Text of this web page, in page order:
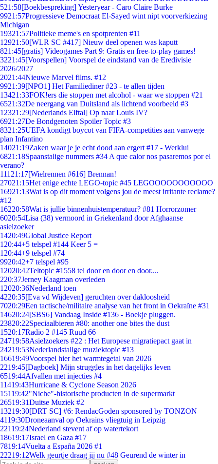
521:58[Boekbespreking] Yesteryear - Caro Claire Burke
9921:57Progressieve Democraat El-Sayed wint nipt voorverkiezing
Michigan
19321:57Politieke meme's en spotprenten #11
12921:50[WLR SC #417] Nieuw deel openen was kaputt
821:45[gratis] Videogames Part 9: Gratis en free-to-play games!
3221:45[Voorspellen] Voorspel de eindstand van de Eredivisie
2026/2027
2021:44Nieuwe Marvel films. #12
9921:39[NPO1] Het Familiediner #23 - te allen tijden
13421:33FOK!ers die stoppen met alcohol - waar we stoppen #21
6521:32De neergang van Duitsland als lichtend voorbeeld #3
12321:29[Nederlands Elftal] Op naar Louis IV?
6921:27De Bondgenoten Spoiler Topic #3
8321:25UEFA kondigt boycot van FIFA-competities aan vanwege
plan Infantino
14021:19Zaken waar je je echt dood aan ergert #17 - Werklui
6821:18Spaanstalige nummers #34 A que calor nos pasaremos por el
verano?
111 21:17[Wielrennen #616] Brennan!
27021:15Het enige echte LEGO-topic #45 LEGOOOOOOOOOOO
16921:13Wat is op dit moment volgens jou de meest irritante reclame?
#12
16220:58Wat is jullie binnenhuistemperatuur? #81 Horrorzomer
6020:54Lisa (38) vermoord in Griekenland door Afghaanse
asielzoeker
1420:49Global Justice Report
1 20:44+5 telspel #144 Keer 5 =
1 20:44+9 telspel #74
9920:42+7 telspel #95
12020:42Teltopic #1558 tel door en door en door....
220:37Jerney Kaagman overleden
12020:36Nederland toen
4220:35[Eva vd Wijdeven] geruchten over dakloosheid
7020:29Een tactische/militaire analyse van het front in Oekraïne #31
14620:24[SBS6] Vandaag Inside #136 - Boekje pluggen.
23820:22Speciaalbieren #80: another one bites the dust
1520:17Radio 2 #145 Ruud 66
24719:58Asielzoekers #22 : Het Europese migratiepact gaat in
24219:53Nederlandstalige muziektopic #13
16619:49Voorspel hier het warmtegetal van 2026
2219:45[Dagboek] Mijn struggles in het dagelijks leven
6519:44Afvallen met injecties #4
11419:43Hurricane & Cyclone Season 2026
15119:42"Niche"-historische producten in de supermarkt
26519:31Duitse Muziek #2
13219:30[DRT SC] #6: RendacGoden sponsored by TONZON
4119:30Droneaanval op Oekrains vliegtuig in Leipzig
22119:24Nederland stevent af op watertekort
18619:17Israel en Gaza #17
7819:14Vuelta a España 2026 #1
22219:12Welk geurtje draag jij nu #48 Geurend de winter in